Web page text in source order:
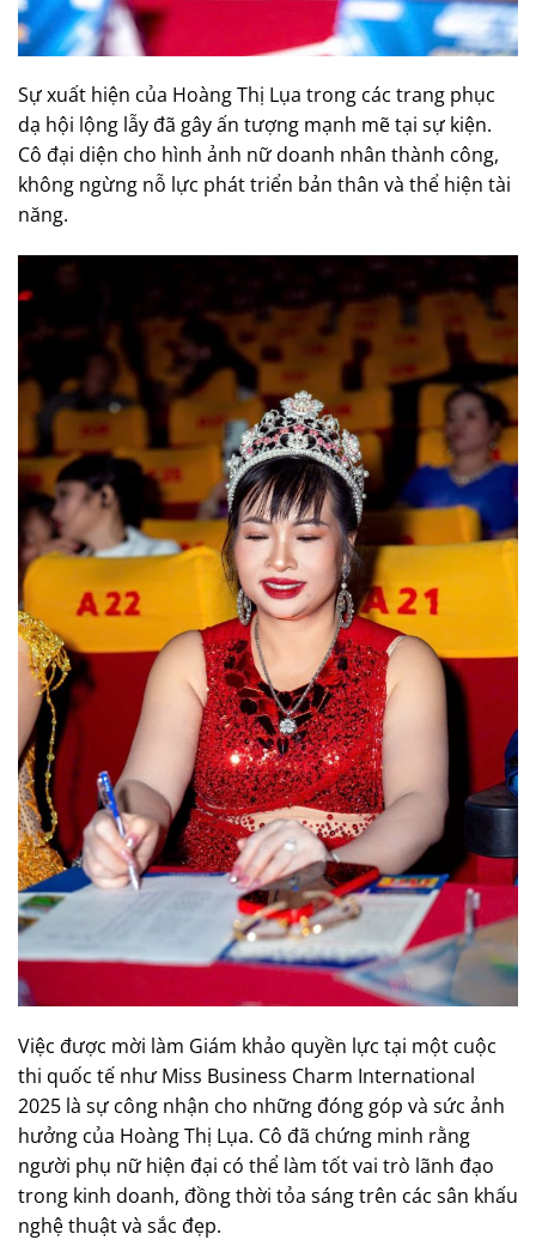
Sự xuất hiện của Hoàng Thị Lụa trong các trang phục
dạ hội lộng lẫy đã gây ấn tượng mạnh mẽ tại sự kiện.
Cô đại diện cho hình ảnh nữ doanh nhân thành công,
không ngừng nỗ lực phát triển bản thân và thể hiện tài
năng.
Việc được mời làm Giám khảo quyền lực tại một cuộc
thi quốc tế như Miss Business Charm International
2025 là sự công nhận cho những đóng góp và sức ảnh
hưởng của Hoàng Thị Lụa. Cô đã chứng minh rằng
người phụ nữ hiện đại có thể làm tốt vai trò lãnh đạo
trong kinh doanh, đồng thời tỏa sáng trên các sân khấu
nghệ thuật và sắc đẹp.